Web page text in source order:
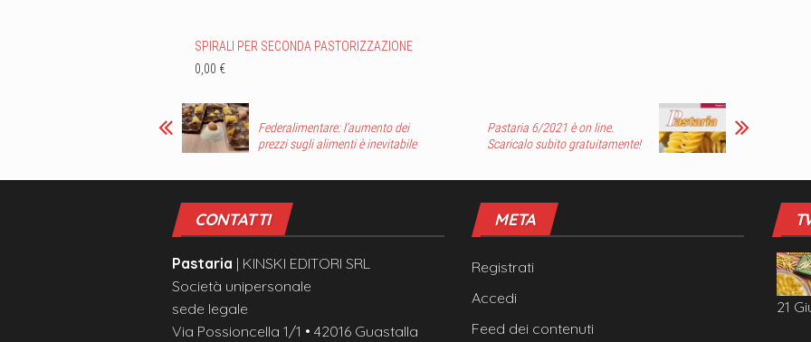
SPIRALI PER SECONDA PASTORIZZAZIONE
0,00 €
Federalimentare: l’aumento dei
prezzi sugli alimenti è inevitabile
Pastaria 6/2021 è on line.
Scaricalo subito gratuitamente!
CONTATTI
Pastaria | KINSKI EDITORI SRL
Società unipersonale
sede legale
Via Possioncella 1/1 • 42016 Guastalla
META
Registrati
Accedi
Feed dei contenuti
21